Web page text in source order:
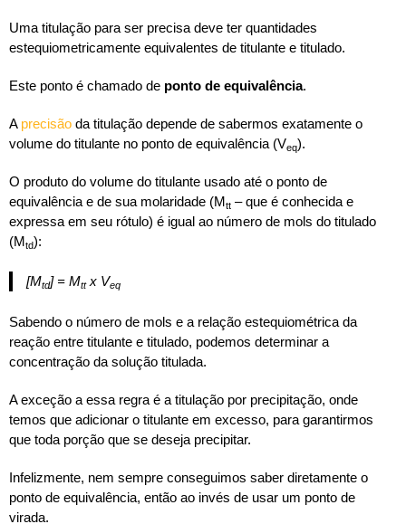
Uma titulação para ser precisa deve ter quantidades
estequiometricamente equivalentes de titulante e titulado.
Este ponto é chamado de ponto de equivalência.
A precisão da titulação depende de sabermos exatamente o
volume do titulante no ponto de equivalência (Veq).
O produto do volume do titulante usado até o ponto de
equivalência e de sua molaridade (Mtt – que é conhecida e
expressa em seu rótulo) é igual ao número de mols do titulado
(Mtd):
[Mtd] = Mttx Veq
Sabendo o número de mols e a relação estequiométrica da
reação entre titulante e titulado, podemos determinar a
concentração da solução titulada.
A exceção a essa regra é a titulação por precipitação, onde
temos que adicionar o titulante em excesso, para garantirmos
que toda porção que se deseja precipitar.
Infelizmente, nem sempre conseguimos saber diretamente o
ponto de equivalência, então ao invés de usar um ponto de
virada.